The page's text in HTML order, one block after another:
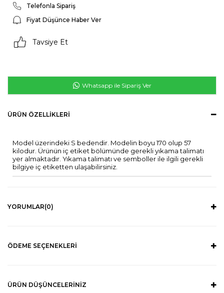
Telefonla Sipariş
Fiyat Düşünce Haber Ver
Tavsiye Et
Whatsapp ile Sipariş Ver
ÜRÜN ÖZELLIKLERI
Model üzerindeki S bedendir. Modelin boyu 170 olup 57
kilodur. Ürünün iç etiket bölümünde gerekli yıkama talimatı
yer almaktadır. Yıkama talimatı ve semboller ile ilgili gerekli
bilgiye iç etiketten ulaşabilirsiniz.
YORUMLAR(0)
ÖDEME SEÇENEKLERI
ÜRÜN DÜŞÜNCELERINIZ